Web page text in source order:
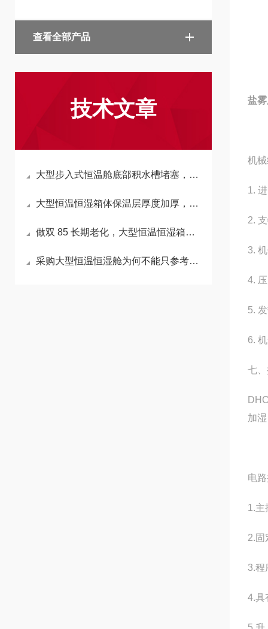
查看全部产品
技术文章
大型步入式恒温舱底部积水槽堵塞，会反向拉高箱内湿度吗？
大型恒温恒湿箱体保温层厚度加厚，会延长升降温时长吗？
做双 85 长期老化，大型恒温恒湿箱加湿水箱材质怎么选不析出杂质？
采购大型恒温恒湿舱为何不能只参考小型箱温湿度精度标准？
盐
机
1.
2.
3.
4.
5.
6.
七
加
电
1.主
2.固
3.程
4.具